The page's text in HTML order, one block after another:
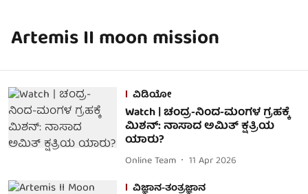
Artemis II moon mission
ವಿಡಿಯೋ
Watch | ಚಂದ್ರ-ನಿಂದ-ಮಂಗಳ ಗ್ರಹಕ್ಕೆ
ಮಿಶನ್: ನಾಸಾದ ಅಮಿತ್ ಕ್ಷತ್ರಿಯ
ಯಾರು?
Online Team
11 Apr 2026
ವಿಜ್ಞಾನ-ತಂತ್ರಜ್ಞಾನ